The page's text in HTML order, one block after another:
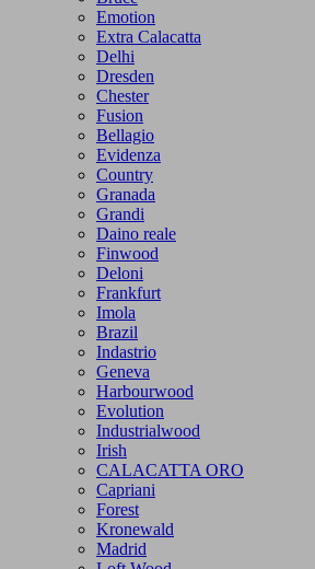
Emotion
Extra Calacatta
Delhi
Dresden
Chester
Fusion
Bellagio
Evidenza
Country
Granada
Grandi
Daino reale
Finwood
Deloni
Frankfurt
Imola
Brazil
Indastrio
Geneva
Harbourwood
Evolution
Industrialwood
Irish
CALACATTA ORO
Capriani
Forest
Kronewald
Madrid